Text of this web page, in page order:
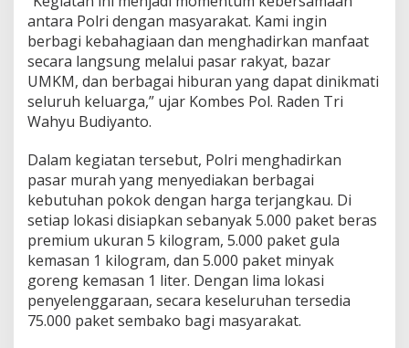
l
a
y
a
h
,
S
e
a
r
a
k
k
a
H
a
r
i
antara Polri dengan masyarakat. Kami ingin
berbagi kebahagiaan dan menghadirkan manfaat
secara langsung melalui pasar rakyat, bazar
UMKM, dan berbagai hiburan yang dapat dinikmati
seluruh keluarga,” ujar Kombes Pol. Raden Tri
Wahyu Budiyanto.
Dalam kegiatan tersebut, Polri menghadirkan
pasar murah yang menyediakan berbagai
kebutuhan pokok dengan harga terjangkau. Di
setiap lokasi disiapkan sebanyak 5.000 paket beras
premium ukuran 5 kilogram, 5.000 paket gula
kemasan 1 kilogram, dan 5.000 paket minyak
goreng kemasan 1 liter. Dengan lima lokasi
penyelenggaraan, secara keseluruhan tersedia
75.000 paket sembako bagi masyarakat.